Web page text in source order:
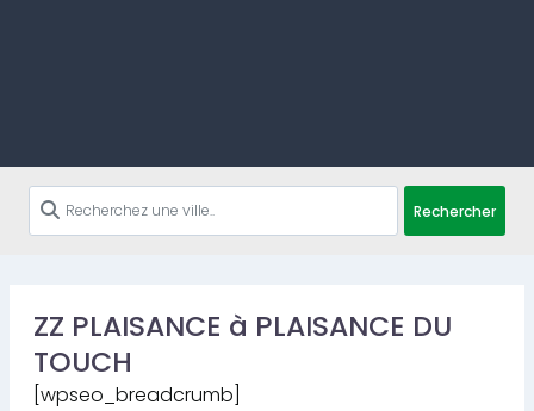
Rechercher
ZZ PLAISANCE à PLAISANCE DU
TOUCH
[wpseo_breadcrumb]